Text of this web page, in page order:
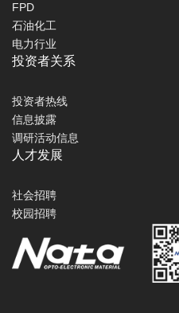
FPD
石油化工
电力行业
投资者关系
投资者热线
信息披露
调研活动信息
人才发展
社会招聘
校园招聘